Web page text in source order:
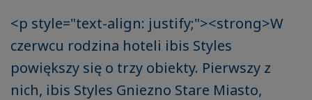
<p style="text-align: justify;"><strong>W
czerwcu rodzina hoteli ibis Styles
powiększy się o trzy obiekty. Pierwszy z
nich, ibis Styles Gniezno Stare Miasto,